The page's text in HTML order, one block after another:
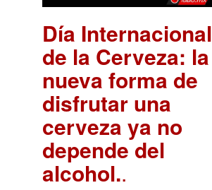
Día Internacional
de la Cerveza: la
nueva forma de
disfrutar una
cerveza ya no
depende del
alcohol..